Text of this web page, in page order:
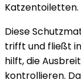
Katzentoiletten.
Diese
trifft und fließt
hilft, die
kontrollieren.